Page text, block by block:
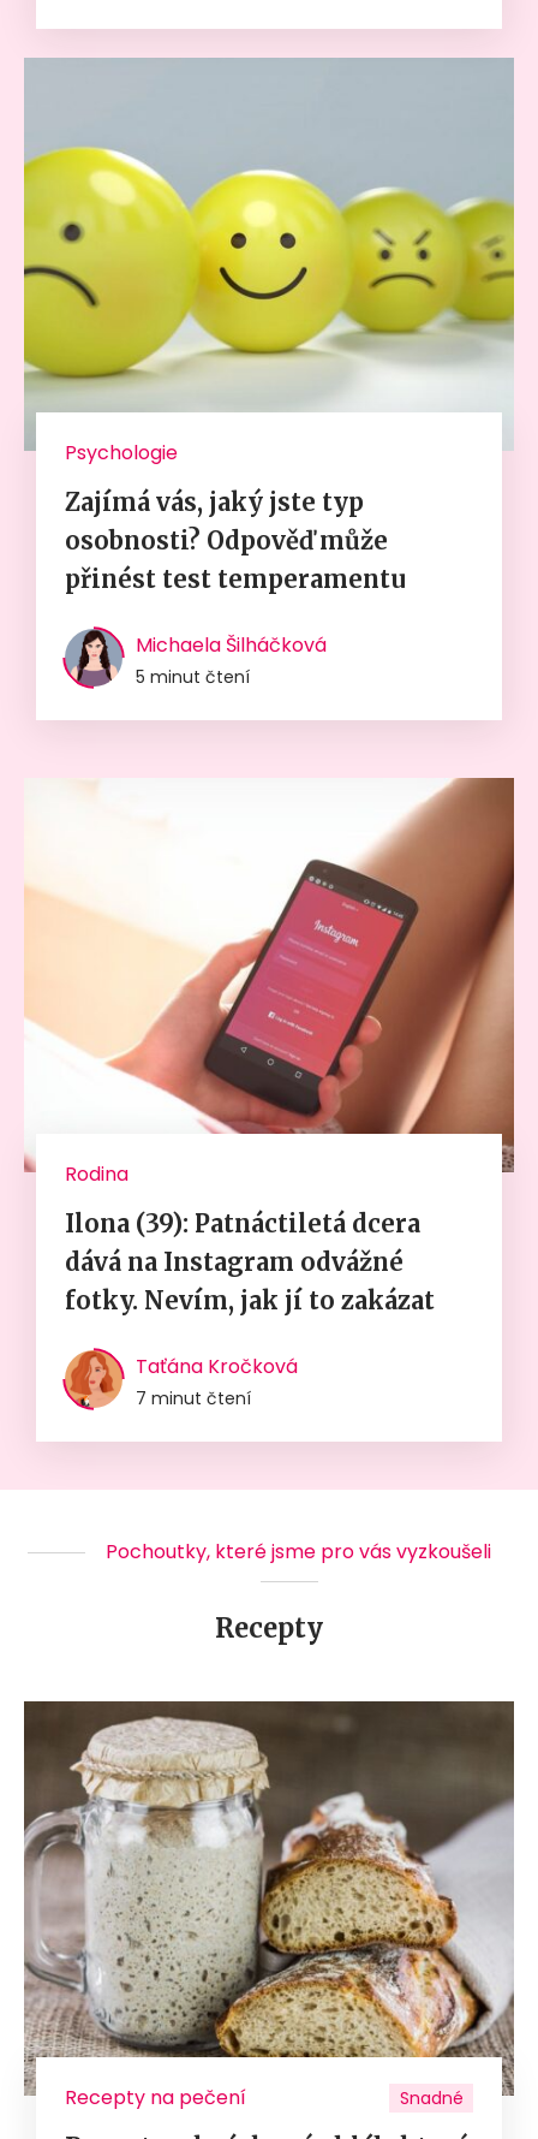
Psychologie
Zajímá vás, jaký jste typ
osobnosti? Odpověď může
přinést test temperamentu
Michaela Šilháčková
5 minut čtení
Rodina
Ilona (39): Patnáctiletá dcera
dává na Instagram odvážné
fotky. Nevím, jak jí to zakázat
Taťána Kročková
7 minut čtení
Pochoutky, které jsme pro vás vyzkoušeli
Recepty
Recepty na pečení Snadné